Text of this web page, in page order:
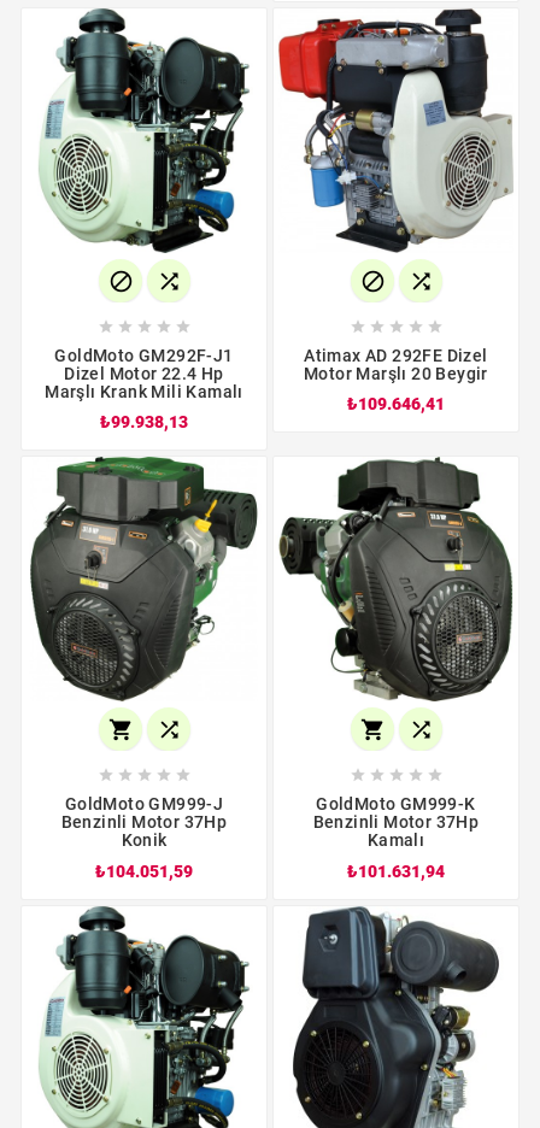
 
    
GoldMoto GM292F-J1
Dizel Motor 22.4 Hp
Marşlı Krank Mili Kamalı
₺99.938,13
 
    
Atimax AD 292FE Dizel
Motor Marşlı 20 Beygir
₺109.646,41
 
    
GoldMoto GM999-J
Benzinli Motor 37Hp
Konik
₺104.051,59
 
    
GoldMoto GM999-K
Benzinli Motor 37Hp
Kamalı
₺101.631,94